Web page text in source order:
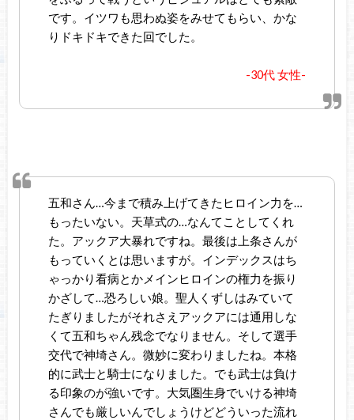
です。イツワも思わぬ姿をみせてもらい、かな
りドキドキできた回でした。
-30代 女性-
五和さん…今まで積み上げてきたヒロイン力を…
もったいない。天草式の…なんてことしてくれ
た。アックア大暴れですね。最後は上条さんが
もっていくとは思いますが。インデックスはち
ゃっかり看病とかメインヒロインの権力を振り
かざして…恐ろしい娘。聖人くずしはみていて
たぎりましたがそれさえアックアには通用しな
くて五和ちゃん残念でなりません。そして選手
交代で神埼さん。微妙に変わりましたね。本格
的に武士と騎士になりました。でも武士は負け
る印象のが強いです。大気圏生身でいける神埼
さんでも厳しいんでしょうけどどういった流れ